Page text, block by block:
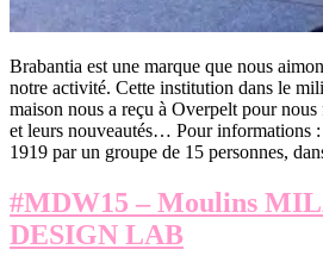
Brabantia est une marque que nous
notre activité. Cette institution dans le
maison nous a reçu à Overpelt pour
et leurs nouveautés… Pour informations
1919 par un groupe de 15 personnes,
#MDW15 – Moulins
DESIGN LAB